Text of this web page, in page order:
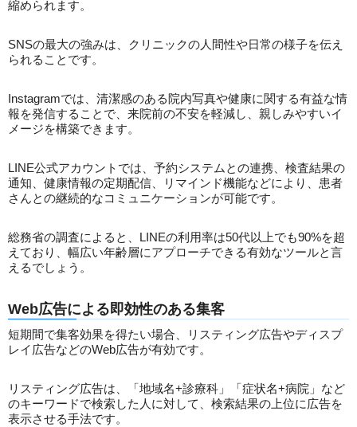
縮められます。
SNSの最大の強みは、クリニックの人間性や日常の様子を伝え
られることです。
Instagramでは、清潔感のある院内写真や健康に関する有益な情
報を発信することで、来院前の不安を軽減し、親しみやすいイ
メージを構築できます。
LINE公式アカウントでは、予約システムとの連携、検査結果の
通知、健康情報の定期配信、リマインド機能などにより、患者
さんとの継続的なコミュニケーションが可能です。
総務省の調査によると、LINEの利用率は50代以上でも90%を超
えており、幅広い年齢層にアプローチできる有効なツールと言
えるでしょう。
Web広告による即効性のある集客
短期間で集客効果を得たい場合、リスティング広告やディスプ
レイ広告などのWeb広告が有効です。
リスティング広告は、「地域名+診療科」「症状名+病院」など
のキーワードで検索した人に対して、検索結果の上位に広告を
表示させる手法です。